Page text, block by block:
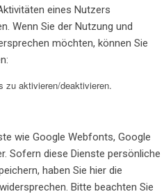
eines Nutzers
Wenn Sie der Nutzung und
möchten, können Sie
zu aktivieren/deaktivieren.
wie Google Webfonts, Google
Sofern diese Dienste persönliche
haben Sie hier die
Bitte beachten Sie